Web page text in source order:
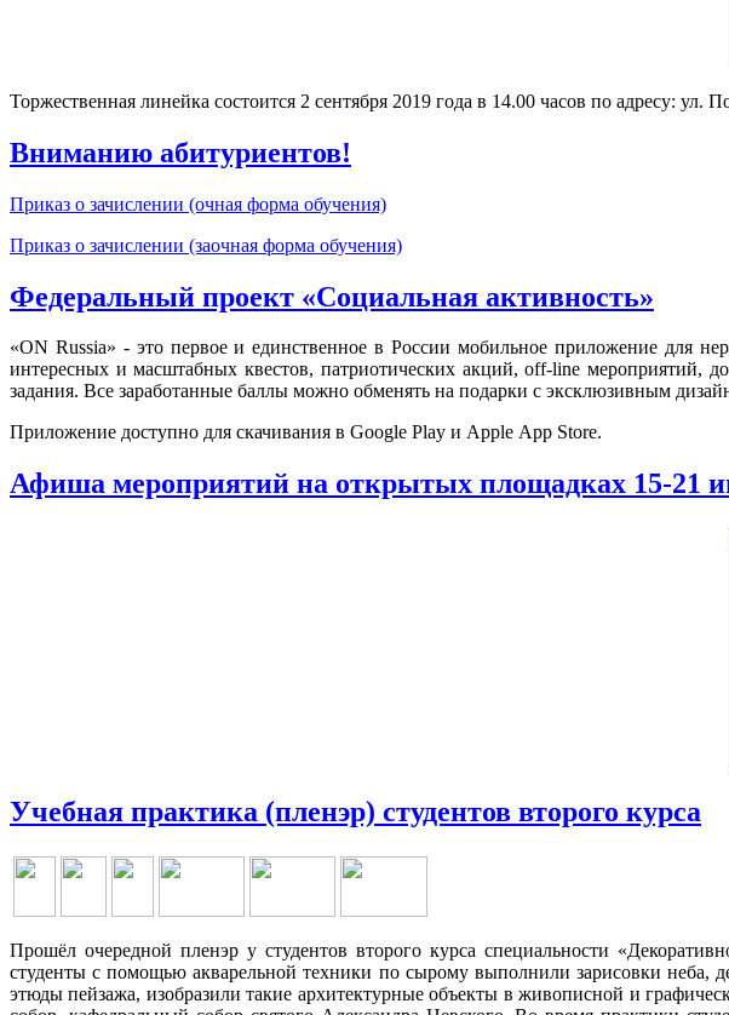
Торжественная линейка состоится 2 сентября 2019 года в 14.00 часов по адресу: ул.
Вниманию абитуриентов!
Приказ о зачислении (очная форма обучения)
Приказ о зачислении (заочная форма обучения)
Федеральный проект «Социальная активность»
«ON Russia» - это первое и единственное в России мобильное приложение для
интересных и масштабных квестов, патриотических акций, off-line мероприятий,
задания. Все заработанные баллы можно обменять на подарки с эксклюзивным
Приложение доступно для скачивания в Google Play и Apple Арр Store.
Афиша мероприятий на открытых площадках 15-21
Учебная практика (пленэр) студентов второго курса
Прошёл очередной пленэр у студентов второго курса специальности
студенты с помощью акварельной техники по сырому выполнили зарисовки неба,
этюды пейзажа, изобразили такие архитектурные объекты в живописной и